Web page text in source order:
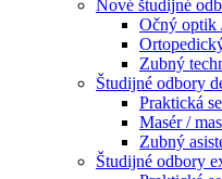
Nové študijné
Očný optik
Zubný
Študijné odbory
Praktická
Masér /
Zubný
Študijné odbory